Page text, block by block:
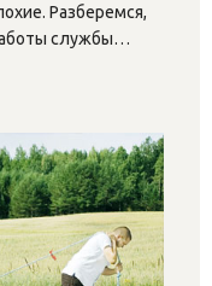
Разберемся,
службы…